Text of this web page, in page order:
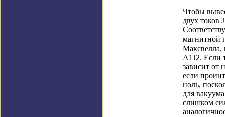
Чтобы
двух токов
магнитной
A1J2. Если
зависит от
если
ноль,
для
слишком